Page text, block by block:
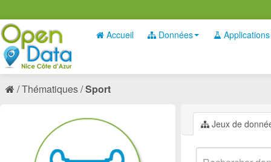
Accueil Données Applications
Thématiques Sport
Jeux de